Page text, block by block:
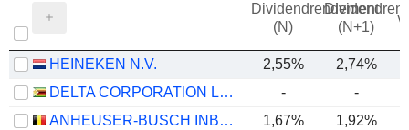
Dividendrendement
(N)
(N+1)
HEINEKEN N.V. 2,55% 2,74%
DELTA CORPORATION LIMITED
-
-
ANHEUSER-BUSCH INBEV SA/NV
1,67% 1,92%